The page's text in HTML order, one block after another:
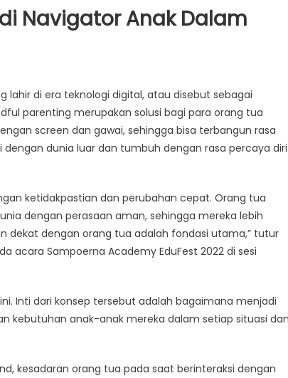
Navigator Anak Dalam
lahir di era teknologi digital, atau disebut sebagai
parenting merupakan solusi bagi para orang tua
screen dan gawai, sehingga bisa terbangun rasa
dunia luar dan tumbuh dengan rasa percaya diri
ketidakpastian dan perubahan cepat. Orang tua
dengan perasaan aman, sehingga mereka lebih
dekat dengan orang tua adalah fondasi utama,” tutur
acara Sampoerna Academy EduFest 2022 di sesi
Inti dari konsep tersebut adalah bagaimana menjadi
kebutuhan anak-anak mereka dalam setiap situasi
kesadaran orang tua pada saat berinteraksi dengan